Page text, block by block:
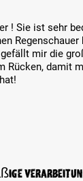
! Sie ist sehr
mir die
Rücken, damit